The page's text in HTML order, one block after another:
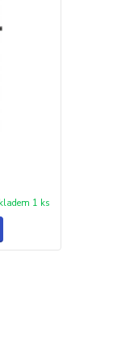
1 ks